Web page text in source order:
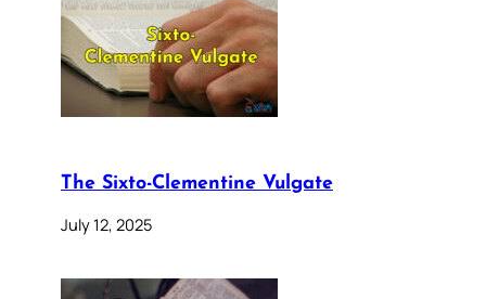
The Sixto-Clementine Vulgate
July 12, 2025